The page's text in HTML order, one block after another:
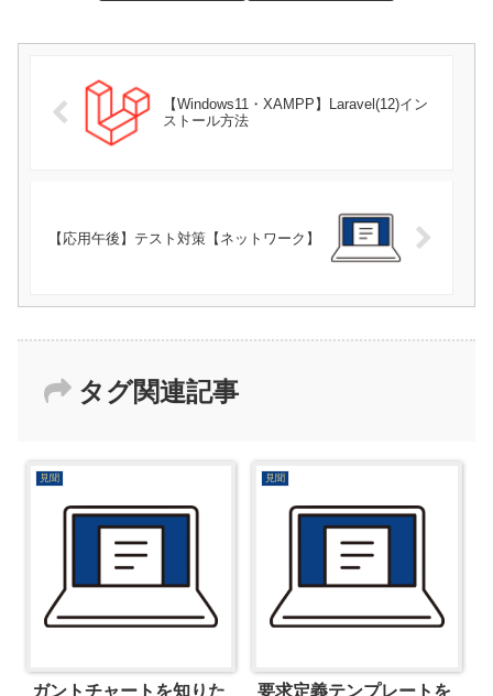
【Windows11・XAMPP】Laravel(12)イン
ストール方法
【応用午後】テスト対策【ネットワーク】
タグ関連記事
見聞
ガントチャートを知りた
見聞
要求定義テンプレートを